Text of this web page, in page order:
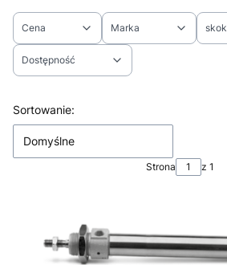
Cena Marka skok
Dostępność
Lista produktów
Sortowanie:
Domyślne
Strona z 1